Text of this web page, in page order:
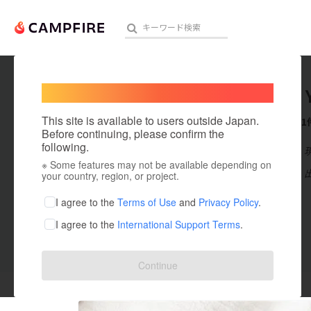
人気のプロジェクト 注目の
アート・写真
テクノロジー・ガジェット
映像・映画
ビジネス・起業
まちづくり・地域活性化
This site is available to users outside Japan.
Before continuing, please confirm the
following.
※ Some features may not be available depending on
your country, region, or project.
I agree to the Terms of Use and Privacy Policy.
I agree to the International Support Terms.
Continue
むつみ
これまでに1
出身国：日本